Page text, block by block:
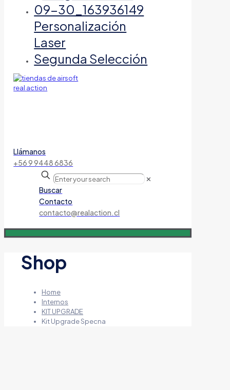
Personalización
Laser
Segunda Selección
Llámanos
+56 9 9448 6836
✕
Buscar
Contacto
contacto@realaction.cl
Shop
Home
Internos
KIT UPGRADE
Kit Upgrade Specna